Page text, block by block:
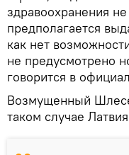
здравоохранения
предполагается
как нет
не предусмотрено
говорится в
Возмущенный
таком случае